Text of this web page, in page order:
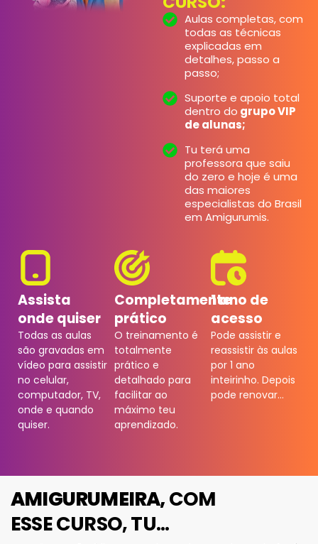
Aulas completas, com
todas as técnicas
explicadas em
detalhes, passo a
passo;
Suporte e apoio total
dentro do grupo VIP
de alunas;
Tu terá uma
professora que saiu
do zero e hoje é uma
das maiores
especialistas do Brasil
em Amigurumis.
Assista
onde quiser
Todas as aulas
são gravadas em
vídeo para assistir
no celular,
computador, TV,
onde e quando
quiser.
Completamente
prático
O treinamento é
totalmente
prático e
detalhado para
facilitar ao
máximo teu
aprendizado.
1 ano de
acesso
Pode assistir e
reassistir às aulas
por 1 ano
inteirinho. Depois
pode renovar…
AMIGURUMEIRA,COM
ESSE CURSO, TU...